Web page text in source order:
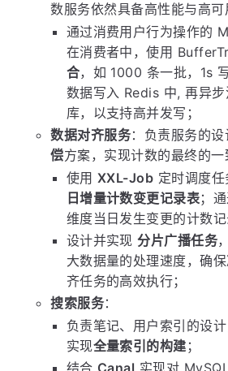
数服务依然具备高性能与高可
通过消费用户行为操作的
在消费者中，使用
合，如 1000 条一批，1s
数据写入 Redis 中, 再异
库，以支持高并发写；
数据对齐服务：负责服务的
偿方案，实现计数的最终的一
使用XXL-Job 定时调度
日增量计数变更记录表；
维度当日发生变更的计数记
设计并实现分片广播任务
大数据量的处理速度，确
齐任务的高效执行；
搜索服务：
负责笔记、用户索引的设
实现全量索引的构建 ；